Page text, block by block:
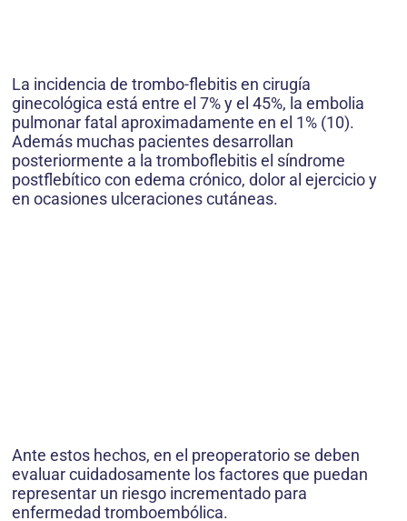
La incidencia de trombo-flebitis en cirugía
ginecológica está entre el 7% y el 45%, la embolia
pulmonar fatal aproximadamente en el 1% (10).
Además muchas pacientes desarrollan
posteriormente a la tromboflebitis el síndrome
postflebítico con edema crónico, dolor al ejercicio y
en ocasiones ulceraciones cutáneas.
Ante estos hechos, en el preoperatorio se deben
evaluar cuidadosamente los factores que puedan
representar un riesgo incrementado para
enfermedad tromboembólica.